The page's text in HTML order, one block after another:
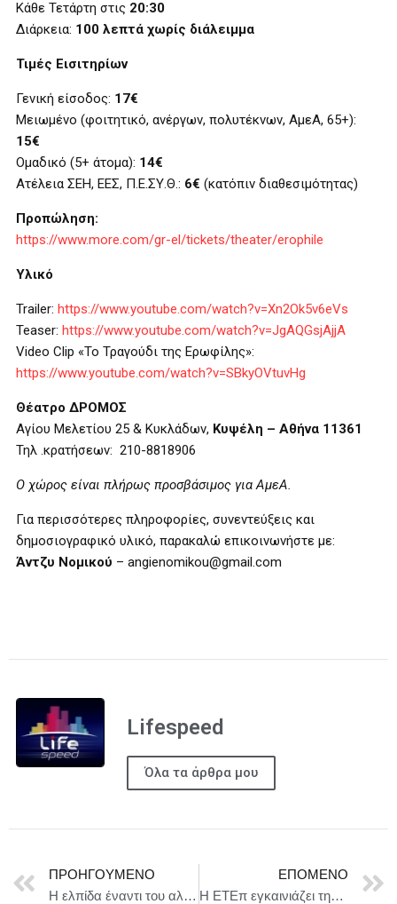
Κάθε Τετάρτη στις 20:30
Διάρκεια: 100 λεπτά χωρίς διάλειμμα
Τιμές Εισιτηρίων
Γενική είσοδος: 17€
Μειωμένο (φοιτητικό, ανέργων, πολυτέκνων, ΑμεΑ, 65+):
15€
Ομαδικό (5+ άτομα): 14€
Ατέλεια ΣΕΗ, ΕΕΣ, Π.Ε.ΣΥ.Θ.: 6€ (κατόπιν διαθεσιμότητας)
Προπώληση:
https://www.more.com/gr-el/tickets/theater/erophile
Υλικό
Trailer: https://www.youtube.com/watch?v=Xn2Ok5v6eVs
Teaser: https://www.youtube.com/watch?v=JgAQGsjAjjA
Video Clip «Το Τραγούδι της Ερωφίλης»:
https://www.youtube.com/watch?v=SBkyOVtuvHg
Θέατρο ΔΡΟΜΟΣ
Αγίου Μελετίου 25 & Κυκλάδων, Κυψέλη – Αθήνα 11361
Τηλ .κρατήσεων: 210-8818906
Ο χώρος είναι πλήρως προσβάσιμος για ΑμεΑ.
Για περισσότερες πληροφορίες, συνεντεύξεις και
δημοσιογραφικό υλικό, παρακαλώ επικοινωνήστε με:
Άντζυ Νομικού – angienomikou@gmail.com
Lifespeed
Όλα τα άρθρα μου
ΠΡΟΗΓΟΎΜΕΝΟ
Η ελπίδα έναντι του αλλοιωμένου ανθρώπου των Μέσων Κοινωνικής Δικτύωσης
ΕΠΌΜΕΝΟ
Η ΕΤΕπ εγκαινιάζει την πρώτη χρηματοδότηση στην Ελλάδα αποκλειστικά για τον τομέα της ασφάλειας και της άμυνας, με €100 εκατ. μέσω της Πειραιώς